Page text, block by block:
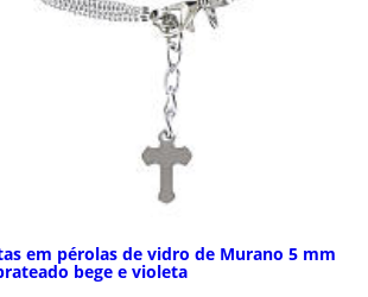
em pérolas de vidro de Murano 5 mm
bege e violeta